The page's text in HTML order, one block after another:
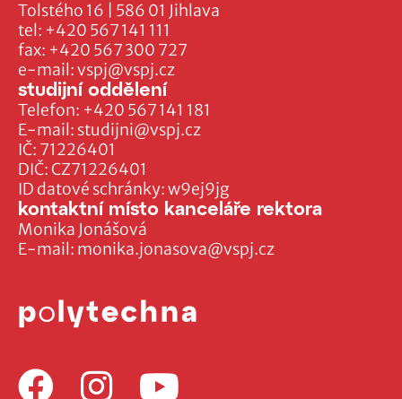
Tolstého 16 | 586 01 Jihlava
tel: +420 567 141 111
fax: +420 567 300 727
e-mail:vspj@vspj.cz
IČ: 71226401
DIČ: CZ71226401
ID datové schránky: w9ej9jg
studijní oddělení
Telefon: +420 567 141 181
E-mail: studijni@vspj.cz
kontaktní místo kanceláře rektora
Monika Jonášová
E-mail: monika.jonasova@vspj.cz